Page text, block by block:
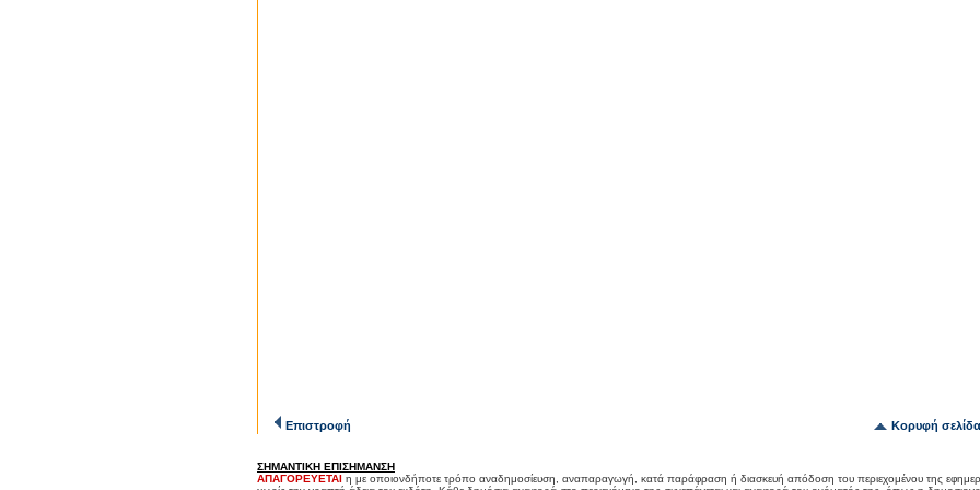
Επιστροφή Κορυφή
ΣΗΜΑΝΤΙΚΗ ΕΠΙΣΗΜΑΝΣΗ
ΑΠΑΓΟΡΕΥΕΤΑΙ η με οποιονδήποτε τρόπο αναδημοσίευση, αναπαραγωγή, κατά παράφραση ή διασκευή απόδοση του περιεχομένου της